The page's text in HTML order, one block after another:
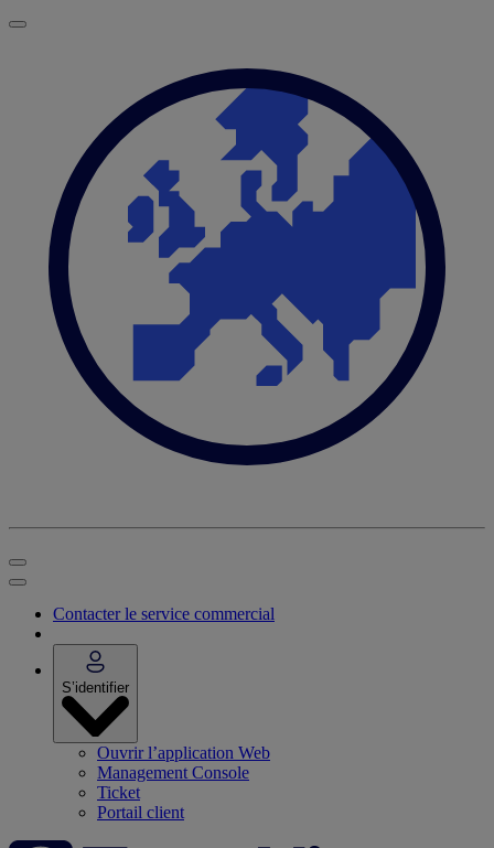
Contacter le service commercial
S’identifier
Ouvrir l’application Web
Management Console
Ticket
Portail client